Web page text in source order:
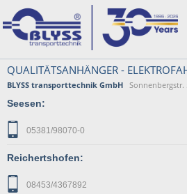
QUALITÄTSANHÄNGER -
BLYSS transporttechnik GmbH Sonnenbergstr.
Seesen:
05381/98070-0
Reichertshofen:
08453/4367892